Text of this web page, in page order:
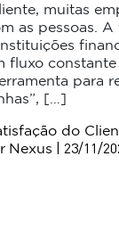
muitas
as pessoas.
fluxo
para
[…]
do
Nexus | 23/11/